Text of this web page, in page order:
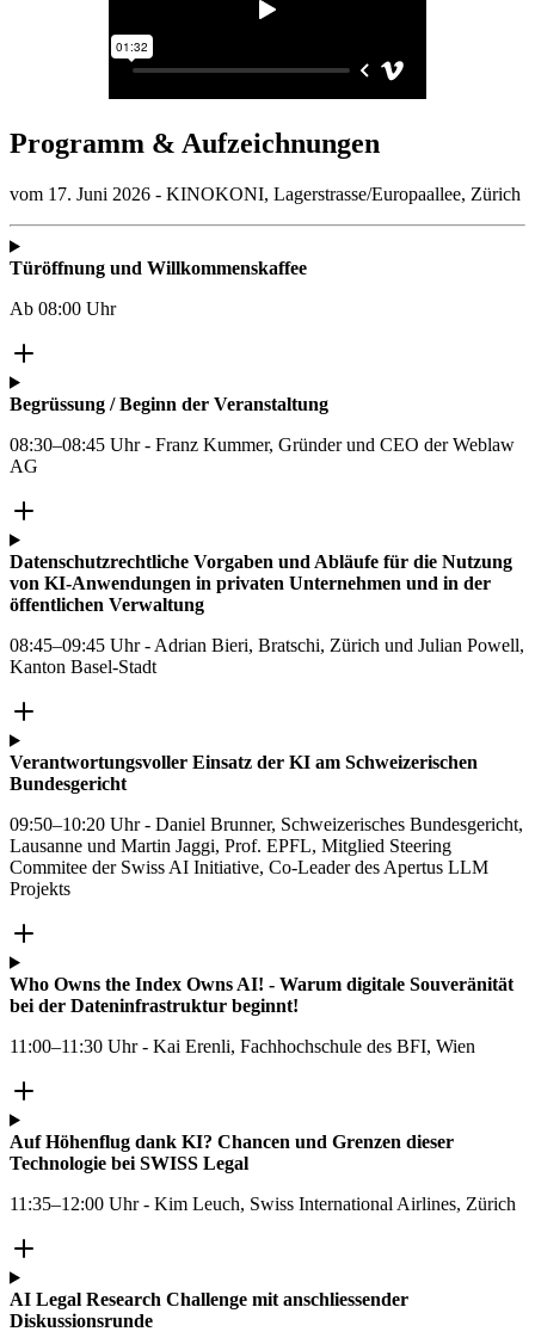
Programm & Aufzeichnungen
vom 17. Juni 2026 - KINOKONI, Lagerstrasse/Europaallee, Zürich
Türöffnung und Willkommenskaffee
Ab 08:00 Uhr
Begrüssung / Beginn der Veranstaltung
08:30–08:45 Uhr - Franz Kummer, Gründer und CEO der Weblaw
AG
Datenschutzrechtliche Vorgaben und Abläufe für die Nutzung
von KI-Anwendungen in privaten Unternehmen und in der
öffentlichen Verwaltung
08:45–09:45 Uhr - Adrian Bieri, Bratschi, Zürich und Julian Powell,
Kanton Basel-Stadt
Verantwortungsvoller Einsatz der KI am Schweizerischen
Bundesgericht
09:50–10:20 Uhr - Daniel Brunner, Schweizerisches Bundesgericht,
Lausanne und Martin Jaggi, Prof. EPFL, Mitglied Steering
Commitee der Swiss AI Initiative, Co-Leader des Apertus LLM
Projekts
Who Owns the Index Owns AI! - Warum digitale Souveränität
bei der Dateninfrastruktur beginnt!
11:00–11:30 Uhr - Kai Erenli, Fachhochschule des BFI, Wien
Auf Höhenflug dank KI? Chancen und Grenzen dieser
Technologie bei SWISS Legal
11:35–12:00 Uhr - Kim Leuch, Swiss International Airlines, Zürich
AI Legal Research Challenge mit anschliessender
Diskussionsrunde